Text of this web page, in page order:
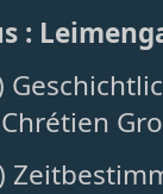
: